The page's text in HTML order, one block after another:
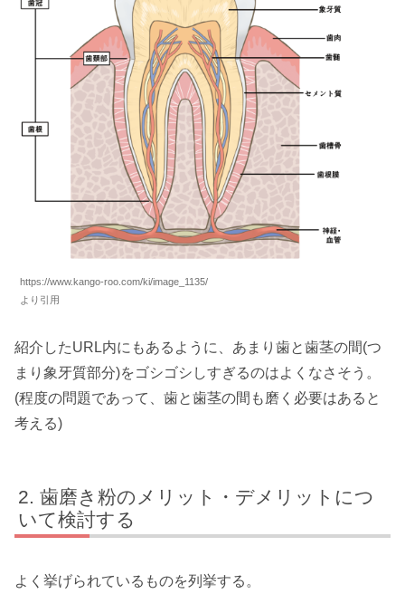
https://www.kango-roo.com/ki/image_1135/
より引用
紹介したURL内にもあるように、あまり歯と歯茎の間(つ
まり象牙質部分)をゴシゴシしすぎるのはよくなさそう。
(程度の問題であって、歯と歯茎の間も磨く必要はあると
考える)
歯磨き粉のメリット・デメリットにつ
いて検討する
よく挙げられているものを列挙する。